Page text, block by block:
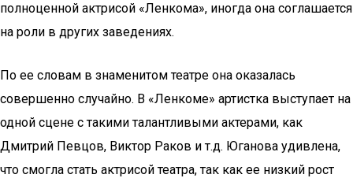
полноценной актрисой «Ленкома», иногда она соглашается
на роли в других заведениях.
По ее словам в знаменитом театре она оказалась
совершенно случайно. В «Ленкоме» артистка выступает на
одной сцене с такими талантливыми актерами, как
Дмитрий Певцов, Виктор Раков и т.д. Юганова удивлена,
что смогла стать актрисой театра, так как ее низкий рост